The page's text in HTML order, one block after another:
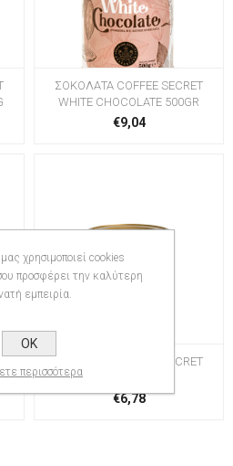
ΣΟΚΟΛΑΤΑ COFFEE SECRET
WHITE CHOCOLATE 500GR
€9,04
ΣΟΚΟΛΑΤΑ COFFEE SECRET
€6,78
χρησιμοποιεί cookies
προσφέρει την καλύτερη
εμπειρία.
OK
περισσότερα